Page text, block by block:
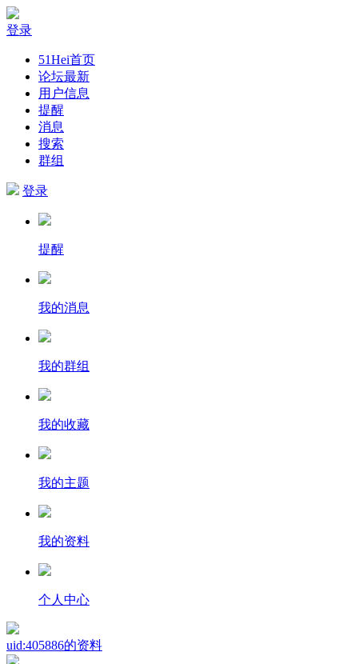
登录
51Hei首页
论坛最新
用户信息
提醒
消息
搜索
群组
登录
提醒
我的消息
我的群组
我的收藏
我的主题
我的资料
个人中心
uid:405886的资料